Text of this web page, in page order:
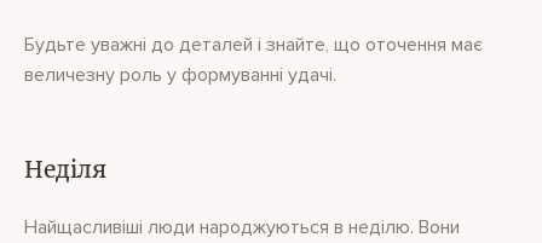
Будьте уважні до деталей і знайте, що оточення має
величезну роль у формуванні удачі.
Неділя
Найщасливіші люди народжуються в неділю. Вони